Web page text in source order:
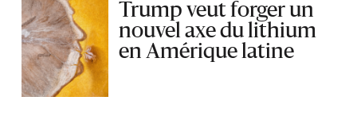
Trump veut forger un
nouvel axe du lithium
en Amérique latine